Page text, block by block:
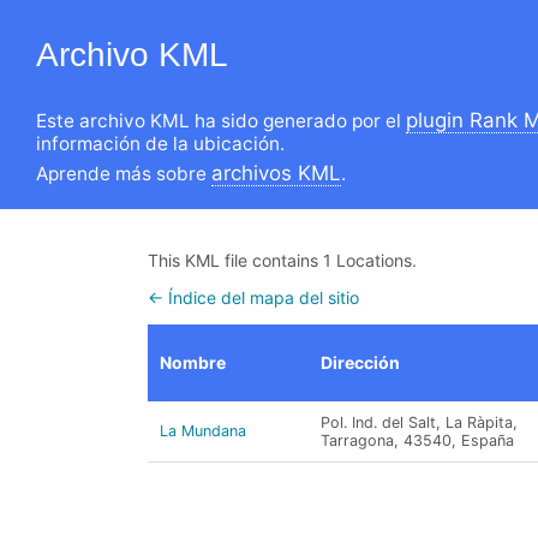
Archivo KML
Este archivo KML ha sido generado por el plugin Rank
información de la ubicación.
Aprende más sobre archivos KML.
This KML file contains 1 Locations.
← Índice del mapa del sitio
Nombre Dirección
La Mundana
Pol. Ind. del Salt, La Ràpita,
Tarragona, 43540, España